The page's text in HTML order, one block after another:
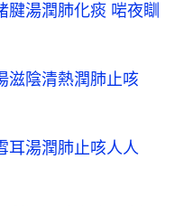
湯潤肺化痰 啱夜瞓
滋陰清熱潤肺止咳
耳湯潤肺止咳人人